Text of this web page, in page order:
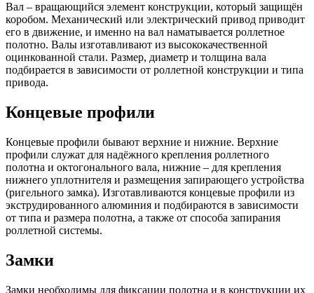
Вал – вращающийся элемент конструкции, который защищён
коробом. Механический или электрический привод приводит
его в движение, и именно на вал наматывается роллетное
полотно. Валы изготавливают из высококачественной
оцинкованной стали. Размер, диаметр и толщина вала
подбирается в зависимости от роллетной конструкции и типа
привода.
Концевые профили
Концевые профили бывают верхние и нижние. Верхние
профили служат для надёжного крепления роллетного
полотна и октогонального вала, нижние – для крепления
нижнего уплотнителя и размещения запирающего устройства
(ригельного замка). Изготавливаются концевые профили из
экструдированного алюминия и подбираются в зависимости
от типа и размера полотна, а также от способа запирания
роллетной системы.
Замки
Замки необходимы для фиксации полотна и в конструкции их